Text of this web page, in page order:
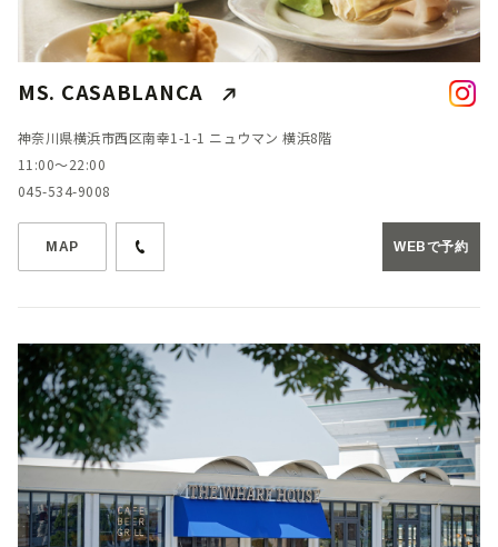
MS. CASABLANCA
神奈川県横浜市西区南幸1-1-1 ニュウマン 横浜8階
11:00～22:00
045-534-9008
MAP WEBで予約